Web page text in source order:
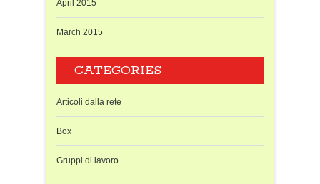
April 2015
March 2015
CATEGORIES
Articoli dalla rete
Box
Gruppi di lavoro